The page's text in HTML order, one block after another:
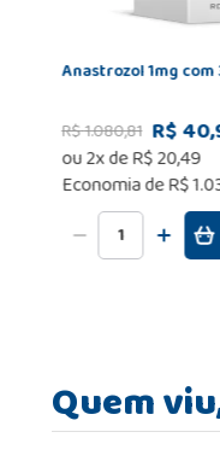
Anastrozol 1mg
R$1.080,81 R$
ou2x deR$20,49
Economia deR$
Quem